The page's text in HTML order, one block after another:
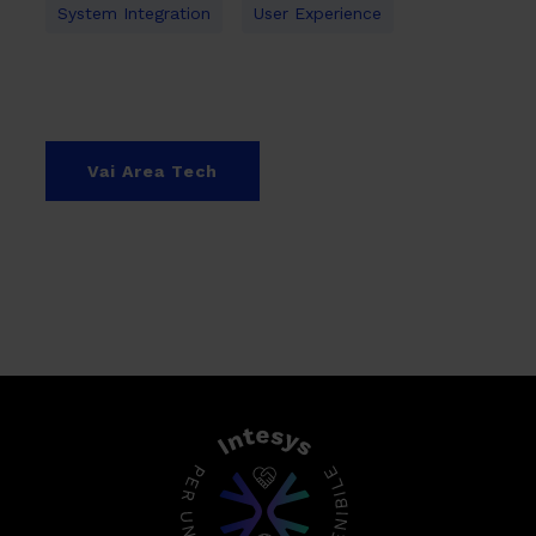
System Integration User Experience
Vai Area Tech